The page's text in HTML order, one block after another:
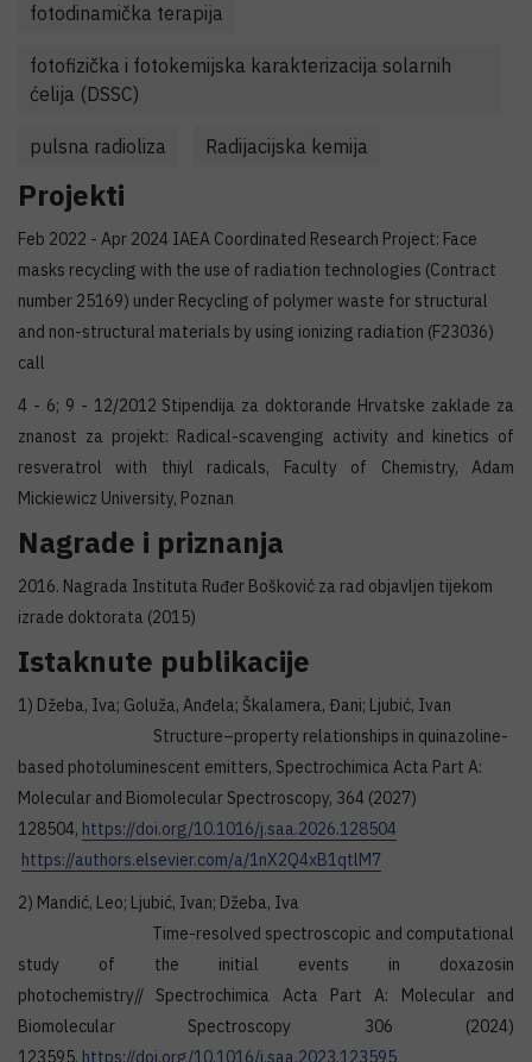
fotodinamička terapija
fotofizička i fotokemijska karakterizacija solarnih
ćelija (DSSC)
pulsna radioliza Radijacijska kemija
Projekti
Feb 2022 - Apr 2024 IAEA Coordinated Research Project: Face
masks recycling with the use of radiation technologies (Contract
number 25169) under Recycling of polymer waste for structural
and non-structural materials by using ionizing radiation (F23036)
call
4 - 6; 9 - 12/2012 Stipendija za doktorande Hrvatske zaklade za
znanost za projekt: Radical-scavenging activity and kinetics of
resveratrol with thiyl radicals, Faculty of Chemistry, Adam
Mickiewicz University, Poznan
Nagrade i priznanja
2016. Nagrada Instituta Ruđer Bošković za rad objavljen tijekom
izrade doktorata (2015)
Istaknute publikacije
1) Džeba, Iva; Goluža, Anđela; Škalamera, Đani; Ljubić, Ivan
Structure–property relationships in quinazoline-
based photoluminescent emitters, Spectrochimica Acta Part A:
Molecular and Biomolecular Spectroscopy, 364 (2027)
128504, https://doi.org/10.1016/j.saa.2026.128504
https://authors.elsevier.com/a/1nX2Q4xB1qtlM7
2) Mandić, Leo; Ljubić, Ivan; Džeba, Iva
Time-resolved spectroscopic and computational
study of the initial events in doxazosin
photochemistry// Spectrochimica Acta Part A: Molecular and
Biomolecular Spectroscopy 306 (2024)
123595, https://doi.org/10.1016/j.saa.2023.123595